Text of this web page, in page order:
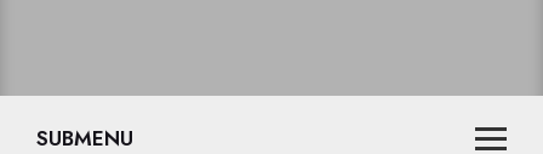
SUBMENU